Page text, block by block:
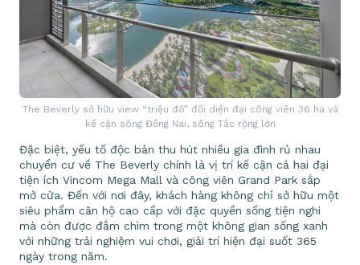
The Beverly sở hữu view “triệu đô” đối diện đại công viên 36 ha và
kế cận sông Đồng Nai, sông Tắc rộng lớn
Đặc biệt, yếu tố độc bản thu hút nhiều gia đình rủ nhau
chuyển cư về The Beverly chính là vị trí kế cận cả hai đại
tiện ích Vincom Mega Mall và công viên Grand Park sắp
mở cửa. Đến với nơi đây, khách hàng không chỉ sở hữu một
siêu phẩm căn hộ cao cấp với đặc quyền sống tiện nghi
mà còn được đắm chìm trong một không gian sống xanh
với những trải nghiệm vui chơi, giải trí hiện đại suốt 365
ngày trong năm.